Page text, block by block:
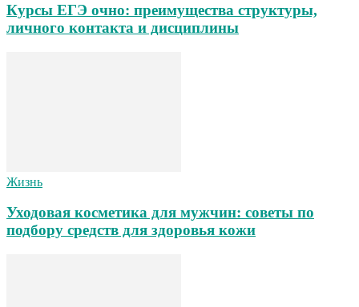
Курсы ЕГЭ очно: преимущества структуры,
личного контакта и дисциплины
Жизнь
Уходовая косметика для мужчин: советы по
подбору средств для здоровья кожи